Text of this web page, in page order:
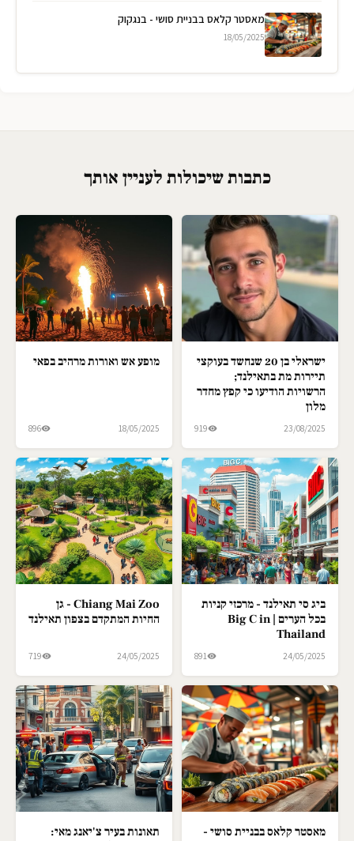
מאסטר קלאס בבניית סושי - בנגקוק
18/05/2025
כתבות שיכולות לעניין אותך
ישראלי בן 20 שנחשד בעוקצי
תיירות מת בתאילנד;
הרשויות הודיעו כי קפץ מחדר
מלון
23/08/2025
919
מופע אש ואורות מרהיב בפאי
18/05/2025
896
ביג סי תאילנד - מרכזי קניות
בכל הערים | Big C in
Thailand
24/05/2025
891
Chiang Mai Zoo - גן
החיות המתקדם בצפון תאילנד
24/05/2025
719
מאסטר קלאס בבניית סושי -
תאונות בעיר צ'יאנג מאי: